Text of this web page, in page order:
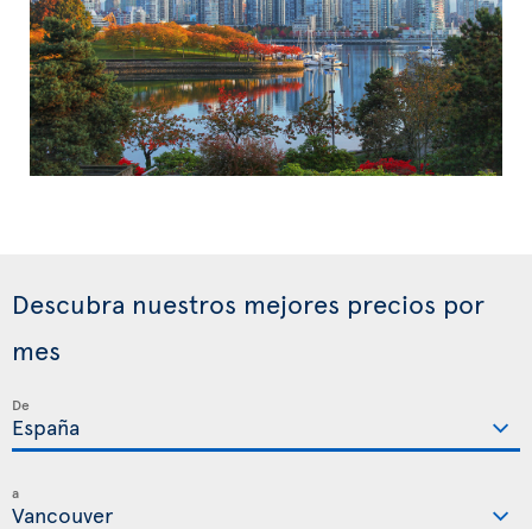
Descubra nuestros mejores precios por
mes
De
a